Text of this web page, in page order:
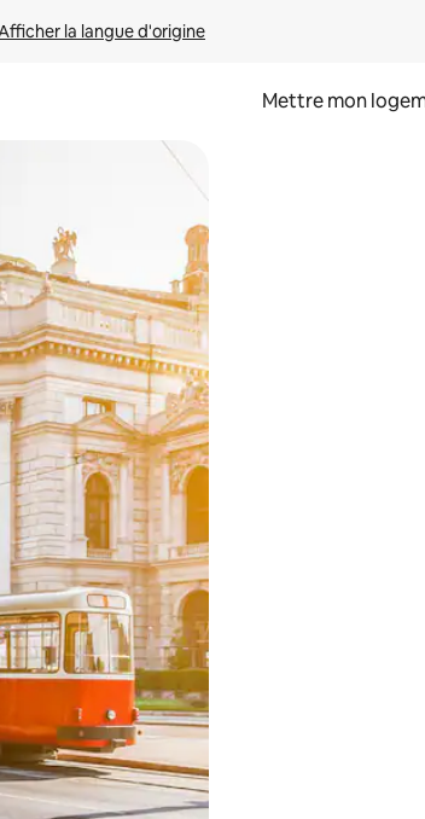
la langue d'origine
Mettre mon
et en faisant glisser.